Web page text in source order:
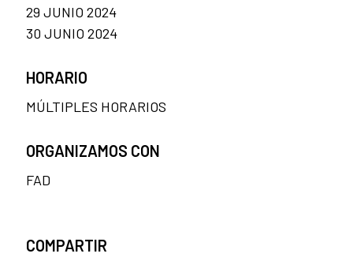
29 JUNIO 2024
30 JUNIO 2024
HORARIO
MÚLTIPLES HORARIOS
ORGANIZAMOS CON
FAD
COMPARTIR